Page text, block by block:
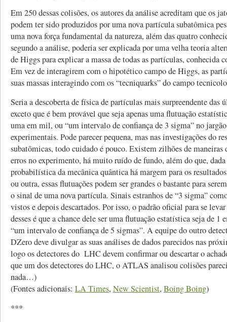
Em 250 dessas colisões, os autores da análise acreditam que os
podem ter sido produzidos por uma nova partícula subatômica
uma nova força fundamental da natureza, além das quatro
segundo a análise, poderia ser explicada por uma velha teoria
de Higgs para explicar a massa de todas as partículas, conhecida
Em vez de interagirem com o hipotético campo de Higgs, as
suas massas interagindo com os “tecniquarks” do campo
Seria a descoberta de física de partículas mais surpreendente das
exceto que é bem provável que seja apenas uma flutuação
uma em mil, ou “um intervalo de confiança de 3 sigma” no
experimentais. Pode parecer pequena, mas nas investigações do
subatômicas, todo cuidado é pouco. Existem zilhões de maneiras
erros no experimento, há muito ruído de fundo, além do que, dada
probabilística da mecânica quântica há margem para os
ou outra, essas flutuações podem ser grandes o bastante para
o sinal de uma nova partícula. Sinais estranhos de “3 sigma”
vistos e depois descartados. Por isso, o padrão oficial para se
desses é que a chance dele ser uma flutuação estatística seja de 1
“um intervalo de confiança de 5 sigmas”. A equipe do outro
DZero deve divulgar as suas análises de dados parecidos nas
logo os detectores do LHC devem confirmar ou descartar o
que um dos detectores do LHC, o ATLAS analisou colisões
nada…)
(Fontes adicionais: LA Times, New Scientist, Boing Boing)
***